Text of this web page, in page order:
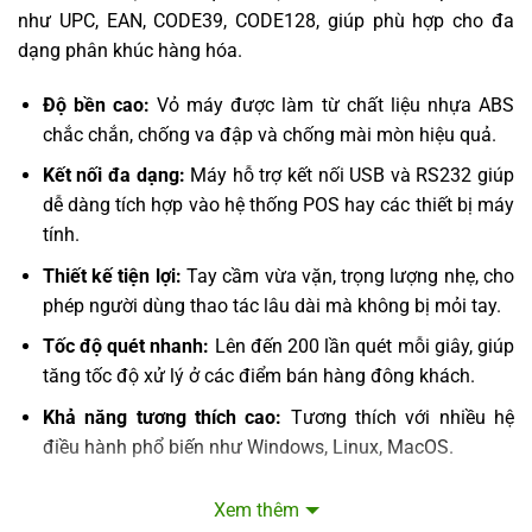
như UPC, EAN, CODE39, CODE128, giúp phù hợp cho đa
dạng phân khúc hàng hóa.
Độ bền cao: Vỏ máy được làm từ chất liệu nhựa ABS
chắc chắn, chống va đập và chống mài mòn hiệu quả.
Kết nối đa dạng: Máy hỗ trợ kết nối USB và RS232 giúp
dễ dàng tích hợp vào hệ thống POS hay các thiết bị máy
tính.
Thiết kế tiện lợi: Tay cầm vừa vặn, trọng lượng nhẹ, cho
phép người dùng thao tác lâu dài mà không bị mỏi tay.
Tốc độ quét nhanh: Lên đến 200 lần quét mỗi giây, giúp
tăng tốc độ xử lý ở các điểm bán hàng đông khách.
Khả năng tương thích cao: Tương thích với nhiều hệ
điều hành phổ biến như Windows, Linux, MacOS.
Ứng dụng thực tiễn của Syble XP-2178A trong
Xem thêm